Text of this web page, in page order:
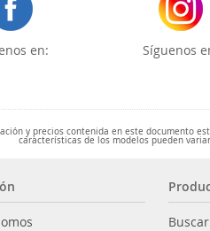
en: Síguenos
y precios contenida en este documento
características de los modelos pueden
Buscar